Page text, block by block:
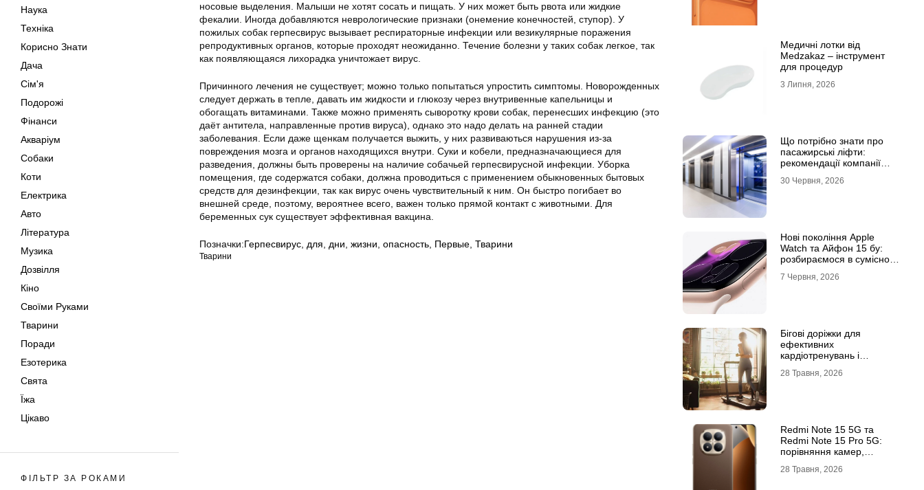
Наука
Техніка
Корисно Знати
Дача
Сім'я
Подорожі
Фінанси
Акваріум
Собаки
Коти
Електрика
Авто
Література
Музика
Дозвілля
Кіно
Своїми Руками
Тварини
Поради
Езотерика
Свята
Їжа
Цікаво
ФІЛЬТР ЗА РОКАМИ
носовые выделения. Малыши не хотят сосать и пищать. У них может быть рвота или жидкие
фекалии. Иногда добавляются неврологические признаки (онемение конечностей, ступор). У
пожилых собак герпесвирус вызывает респираторные инфекции или везикулярные поражения
репродуктивных органов, которые проходят неожиданно. Течение болезни у таких собак легкое, так
как появляющаяся лихорадка уничтожает вирус.
Причинного лечения не существует; можно только попытаться упростить симптомы. Новорожденных
следует держать в тепле, давать им жидкости и глюкозу через внутривенные капельницы и
обогащать витаминами. Также можно применять сыворотку крови собак, перенесших инфекцию (это
даёт антитела, направленные против вируса), однако это надо делать на ранней стадии
заболевания. Если даже щенкам получается выжить, у них развиваються нарушения из-за
повреждения мозга и органов находящихся внутри. Суки и кобели, предназначающиеся для
разведения, должны быть проверены на наличие собачьей герпесвирусной инфекции. Уборка
помещения, где содержатся собаки, должна проводиться с применением обыкновенных бытовых
средств для дезинфекции, так как вирус очень чувствительный к ним. Он быстро погибает во
внешней среде, поэтому, вероятнее всего, важен только прямой контакт с животными. Для
беременных сук существует эффективная вакцина.
Позначки:Герпесвирус для дни жизни опасность Первые Тварини
Тварини
Медичні лотки від
Medzakaz – інструмент
для процедур
3 Липня, 2026
Що потрібно знати про
пасажирські ліфти:
рекомендації компанії
30 Червня, 2026
Нові покоління Apple
Watch та Айфон 15 бу:
розбираємося в сумісності
екосистеми
7 Червня, 2026
Бігові доріжки для
ефективних
кардіотренувань і
способу життя
28 Травня, 2026
Redmi Note 15 5G та
Redmi Note 15 Pro 5G:
порівняння камер,
продуктивності
28 Травня, 2026